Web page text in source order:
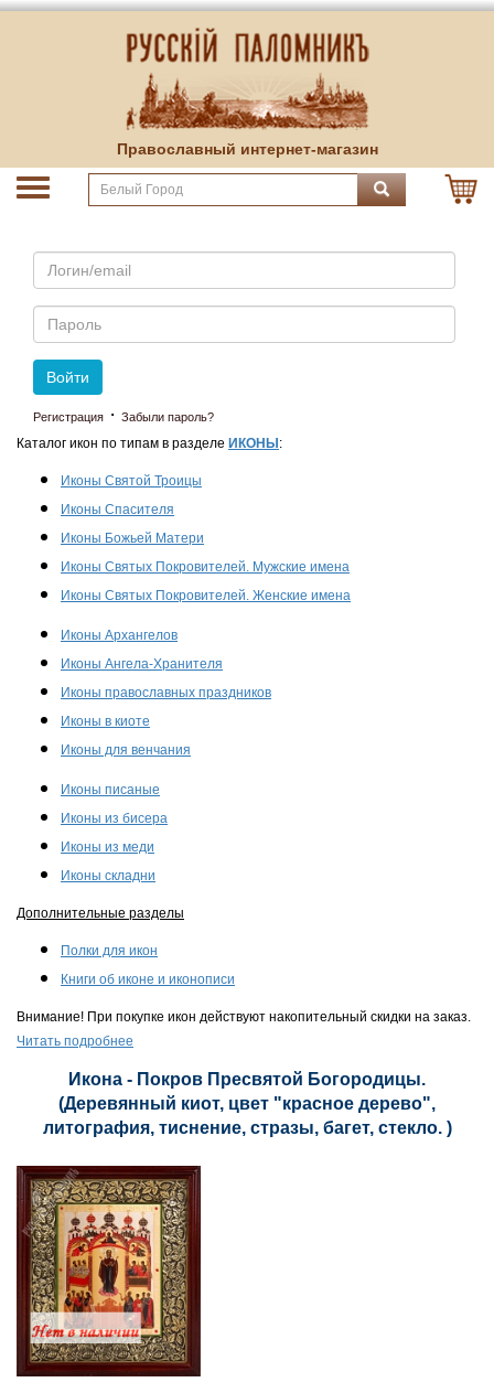
Православный интернет-магазин
Email
Пароль
Войти
Регистрация · Забыли пароль?
Каталог икон по типам в разделе ИКОНЫ :
Иконы Святой Троицы
Иконы Спасителя
Иконы Божьей Матери
Иконы Святых Покровителей. Мужские имена
Иконы Святых Покровителей. Женские имена
Иконы Архангелов
Иконы Ангела-Хранителя
Иконы православных праздников
Иконы в киоте
Иконы для венчания
Иконы писаные
Иконы из бисера
Иконы из меди
Иконы складни
Дополнительные разделы
Полки для икон
Книги об иконе и иконописи
Внимание! При покупке икон действуют накопительный скидки на заказ.
Читать подробнее
Икона - Покров Пресвятой Богородицы.
(Деревянный киот, цвет "красное дерево",
литография, тиснение, стразы, багет, стекло. )